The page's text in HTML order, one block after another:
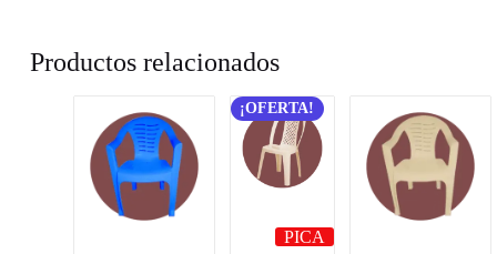
Productos relacionados
¡OFERTA!
PICA